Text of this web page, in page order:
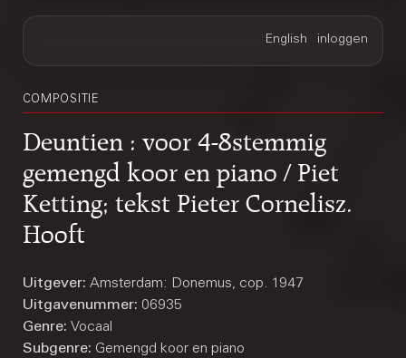
COMPOSITIE
Deuntien : voor 4-8stemmig
gemengd koor en piano / Piet
Ketting; tekst Pieter Cornelisz.
Hooft
Uitgever: Amsterdam: Donemus, cop. 1947
Uitgavenummer: 06935
Genre: Vocaal
Subgenre: Gemengd koor en piano